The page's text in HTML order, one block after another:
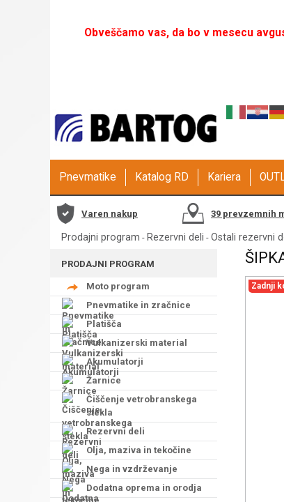
Obveščamo vas, da bo v mesecu
Pnevmatike Katalog RD Kariera
Varen nakup 39 prevzemnih
Prodajni program - Rezervni deli - Ostali rezervni
PRODAJNI PROGRAM
Moto program
Pnevmatike in zračnice
Platišča
Vulkanizerski material
Akumulatorji
Žarnice
Čiščenje vetrobranskega
stekla
Rezervni deli
Olja, maziva in tekočine
Nega in vzdrževanje
Dodatna oprema in orodja
Zadnji